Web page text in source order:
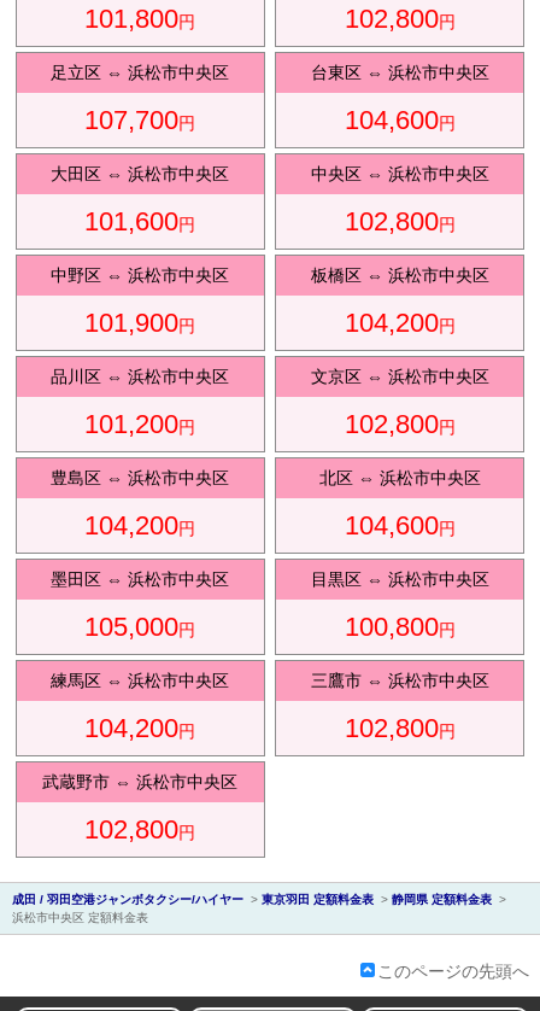
ディズニ
ー送迎
東
京
成
田
会社紹
介
101,800円 102,800円
足立区 ⇔浜松市中央区
107,700円
台東区⇔ 浜松市中央区
104,600円
大田区 ⇔浜松市中央区
101,600円
中央区⇔ 浜松市中央区
102,800円
中野区 ⇔浜松市中央区
101,900円
板橋区⇔ 浜松市中央区
104,200円
品川区 ⇔浜松市中央区
101,200円
文京区⇔ 浜松市中央区
102,800円
豊島区 ⇔浜松市中央区
104,200円
北区⇔ 浜松市中央区
104,600円
墨田区 ⇔浜松市中央区
105,000円
目黒区⇔ 浜松市中央区
100,800円
練馬区 ⇔浜松市中央区
104,200円
三鷹市⇔ 浜松市中央区
102,800円
武蔵野市 ⇔浜松市中央区
102,800円
成田 / 羽田空港ジャンボタクシー/ハイヤー > 東京羽田 定額料金表 > 静岡県 定額料金表 >
浜松市中央区 定額料金表
このページの先頭へ